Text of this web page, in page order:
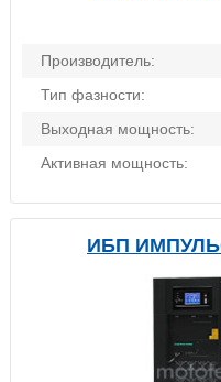
Производитель:
Тип фазности:
Выходная мощность:
Активная мощность:
ИБП